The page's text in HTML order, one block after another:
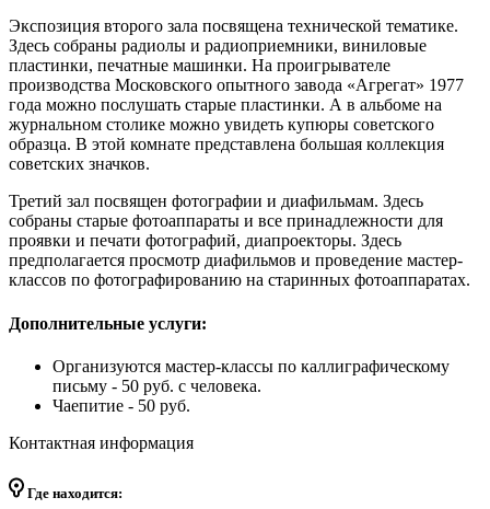
Экспозиция второго зала посвящена технической тематике.
Здесь собраны радиолы и радиоприемники, виниловые
пластинки, печатные машинки. На проигрывателе
производства Московского опытного завода «Агрегат» 1977
года можно послушать старые пластинки. А в альбоме на
журнальном столике можно увидеть купюры советского
образца. В этой комнате представлена большая коллекция
советских значков.
Третий зал посвящен фотографии и диафильмам. Здесь
собраны старые фотоаппараты и все принадлежности для
проявки и печати фотографий, диапроекторы. Здесь
предполагается просмотр диафильмов и проведение мастер-
классов по фотографированию на старинных фотоаппаратах.
Дополнительные услуги:
Организуются мастер-классы по каллиграфическому
письму - 50 руб. с человека.
Чаепитие - 50 руб.
Контактная информация
Где находится: